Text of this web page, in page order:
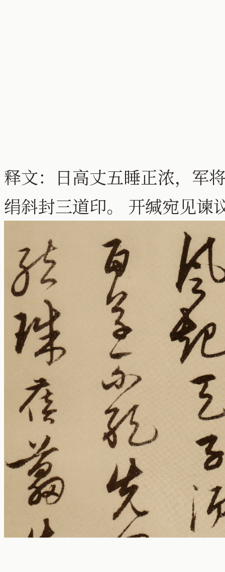
释文：日高丈五睡正浓，军
绢斜封三道印。 开缄宛见谏